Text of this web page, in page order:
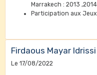
Marrakech : 2013
Participation aux Jeux
Firdaous Mayar Idrissi
Le 17/08/2022